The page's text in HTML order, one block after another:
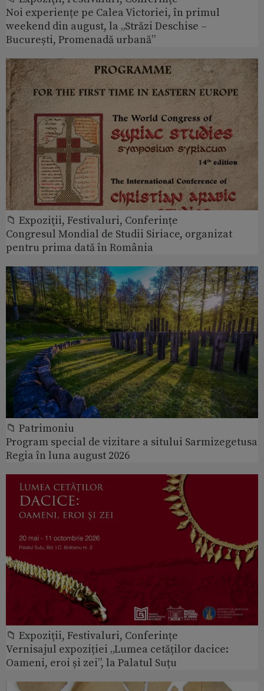
Noi experiențe pe Calea Victoriei, în primul
weekend din august, la „Străzi Deschise –
București, Promenadă urbană”
📁 Expoziţii, Festivaluri, Conferințe
Congresul Mondial de Studii Siriace, organizat
pentru prima dată în România
📁 Patrimoniu
Program special de vizitare a sitului Sarmizegetusa
Regia în luna august 2026
📁 Expoziţii, Festivaluri, Conferințe
Vernisajul expoziției „Lumea cetăților dacice:
Oameni, eroi și zei”, la Palatul Suțu